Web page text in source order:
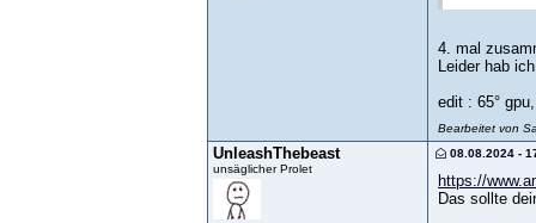
4. mal
Leider hab
edit : 65°
Bearbeitet von
UnleashThebeast
unsäglicher Prolet
08.08.2024 -
https://
Das sollte